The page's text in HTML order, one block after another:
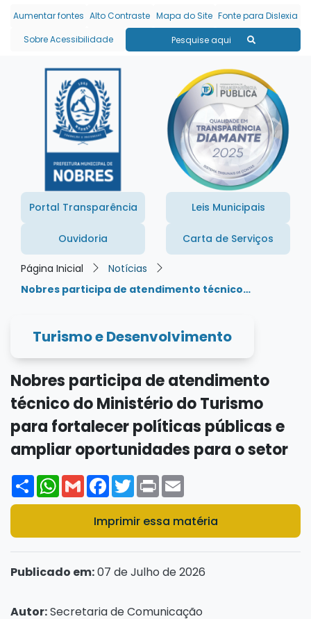
Seção de atalhos e
Ir para o conteúdo [alt+1]
Ir para o menu [alt+2]
Ir para a busca [alt+3]
Ir para o rodapé [alt+4]
Aumentar fontes Alto Contraste Mapa do Site Fonte para Dislexia
Sobre Acessibilidade
Pesquise aqui
Portal Transparência Leis Municipais
Ouvidoria Carta de Serviços
Página Inicial
Notícias
Nobres participa de atendimento técnico…
Turismo e Desenvolvimento
Nobres participa de atendimento
técnico do Ministério do Turismo
para fortalecer políticas públicas e
ampliar oportunidades para o setor
ShareWhatsApp
GmailFacebook
Twitter
Print
Imprimir essa matéria
Publicado em:07 de Julho de 2026
Autor:Secretaria de Comunicação